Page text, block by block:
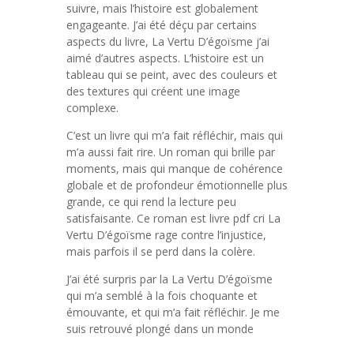
suivre, mais l’histoire est globalement
engageante. J’ai été déçu par certains
aspects du livre, La Vertu D’égoïsme j’ai
aimé d’autres aspects. L’histoire est un
tableau qui se peint, avec des couleurs et
des textures qui créent une image
complexe.
C’est un livre qui m’a fait réfléchir, mais qui
m’a aussi fait rire. Un roman qui brille par
moments, mais qui manque de cohérence
globale et de profondeur émotionnelle plus
grande, ce qui rend la lecture peu
satisfaisante. Ce roman est livre pdf cri La
Vertu D’égoïsme rage contre l’injustice,
mais parfois il se perd dans la colère.
J’ai été surpris par la La Vertu D’égoïsme
qui m’a semblé à la fois choquante et
émouvante, et qui m’a fait réfléchir. Je me
suis retrouvé plongé dans un monde